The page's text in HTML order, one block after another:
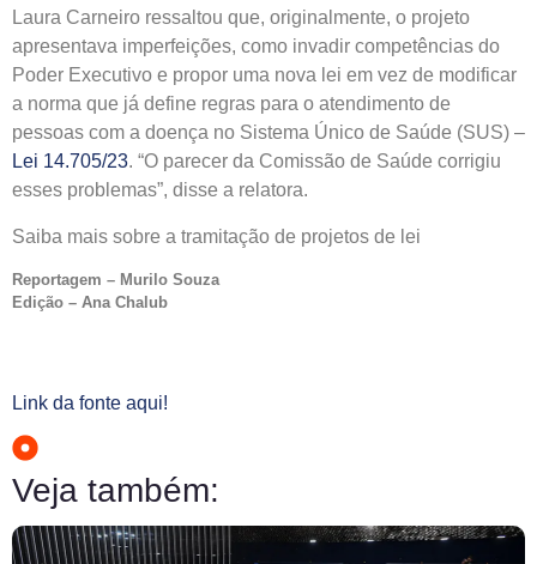
Laura Carneiro ressaltou que, originalmente, o projeto
apresentava imperfeições, como invadir competências do
Poder Executivo e propor uma nova lei em vez de modificar
a norma que já define regras para o atendimento de
pessoas com a doença no Sistema Único de Saúde (SUS) –
Lei 14.705/23. “O parecer da Comissão de Saúde corrigiu
esses problemas”, disse a relatora.
Saiba mais sobre a tramitação de projetos de lei
Reportagem – Murilo Souza
Edição – Ana Chalub
Link da fonte aqui!
Veja também: